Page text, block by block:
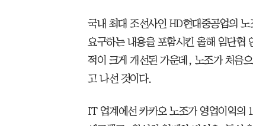
국내 최대 조선사인 HD현대중공업의
요구하는 내용을 포함시킨 올해 임단협
적이 크게 개선된 가운데, 노조가 처음
고 나선 것이다.
IT 업계에선 카카오 노조가 영업이익의